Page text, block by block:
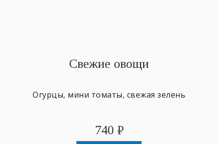
Свежие овощи
Огурцы, мини томаты, свежая зелень
740 ₽